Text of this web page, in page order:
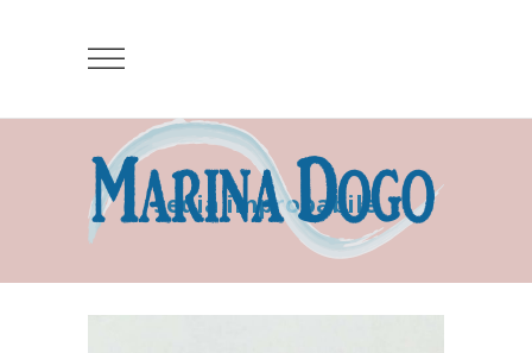
sedia improbabile